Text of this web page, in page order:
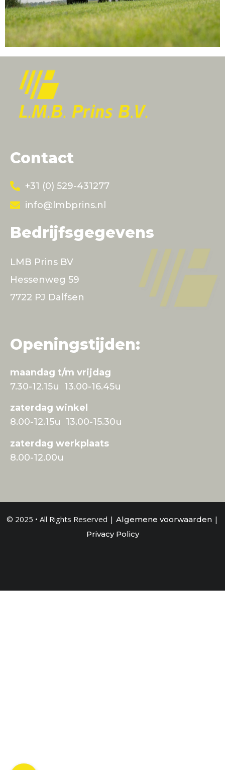
Contact
+31 (0) 529-431277
info@lmbprins.nl
Bedrijfsgegevens
LMB Prins BV
Hessenweg 59
7722 PJ Dalfsen
Openingstijden:
maandag t/m vrijdag
7.30-12.15u 13.00-16.45u
zaterdag winkel
8.00-12.15u 13.00-15.30u
zaterdag werkplaats
8.00-12.00u
© 2025 • All Rights Reserved | Algemene voorwaarden |
Privacy Policy